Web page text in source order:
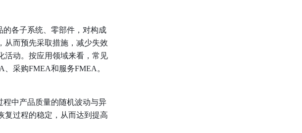
各子系统、零部件，对构成
从而预先采取措施，减少失效
活动。按应用领域来看，常见
采购FMEA和服务FMEA。
程中产品质量的随机波动与异
复过程的稳定，从而达到提高